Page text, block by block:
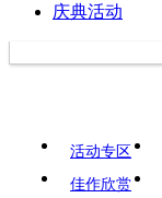
庆典活动
活动专区
佳作欣赏